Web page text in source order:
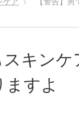
ケア 【警告】
スキン
ますよ